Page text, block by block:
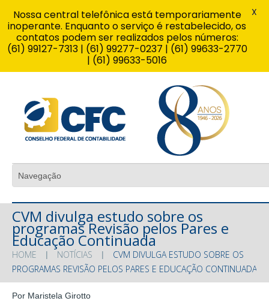
CVM divulga estudo sobre os
programas Revisão pelos Pares e
Educação Continuada
HOME NOTÍCIAS
CVM DIVULGA ESTUDO SOBRE OS
PROGRAMAS REVISÃO PELOS PARES E EDUCAÇÃO CONTINUADA
Por Maristela Girotto
Nossa central telefônica está temporariamente
inoperante. Enquanto o serviço é restabelecido, os
contatos podem ser realizados pelos números:
(61) 99127-7313 | (61) 99277-0237 | (61) 99633-2770
| (61) 99633-5016
X